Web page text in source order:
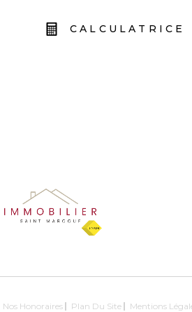
CALCULATRICE
Nos Honoraires Plan Du Site Mentions